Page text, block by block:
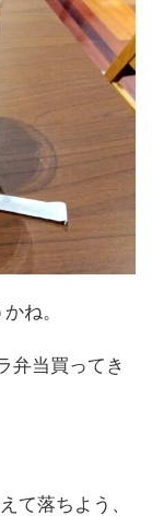
ね。
弁当買ってき
て落ちよう、